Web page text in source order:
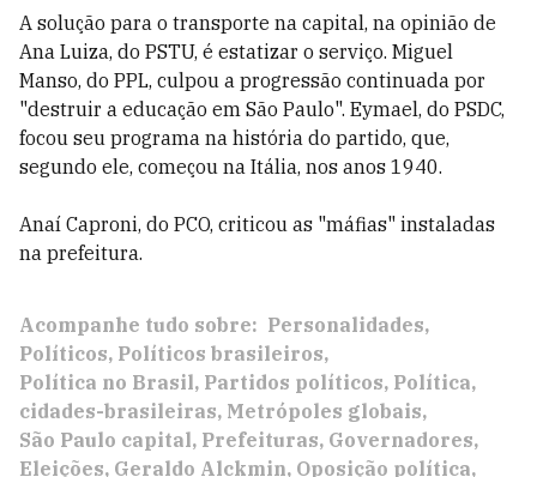
A solução para o transporte na capital, na opinião de
Ana Luiza, do PSTU, é estatizar o serviço. Miguel
Manso, do PPL, culpou a progressão continuada por
"destruir a educação em São Paulo". Eymael, do PSDC,
focou seu programa na história do partido, que,
segundo ele, começou na Itália, nos anos 1940.
Anaí Caproni, do PCO, criticou as "máfias" instaladas
na prefeitura.
Acompanhe tudo sobre: Personalidades
Políticos Políticos brasileiros
Política no Brasil Partidos políticos Política
cidades-brasileiras Metrópoles globais
São Paulo capital Prefeituras Governadores
Eleições Geraldo Alckmin Oposição política